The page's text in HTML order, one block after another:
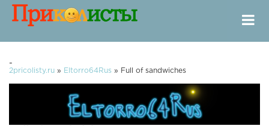
-
2pricolisty.ru » Eltorro64Rus » Full of sandwiches